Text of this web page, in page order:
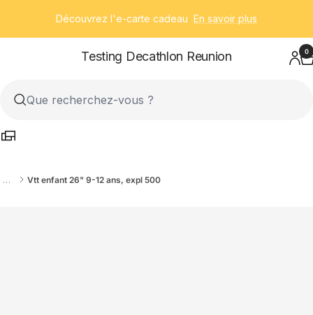
contenu
Découvrez l'e-carte cadeau En savoir plus
Testing Decathlon Reunion 0
… Vtt enfant 26" 9-12 ans, expl 500